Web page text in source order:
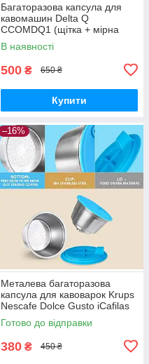
Багаторазова капсула для
кавомашин Delta Q
CCOMDQ1 (щітка + мірна
ложка)
В наявності
500 ₴ 650 ₴
Купити
–16%
Металева багаторазова
капсула для кавоварок Krups
Nescafe Dolce Gusto iCafilas
CCBLDG01
Готово до відправки
380 ₴ 450 ₴